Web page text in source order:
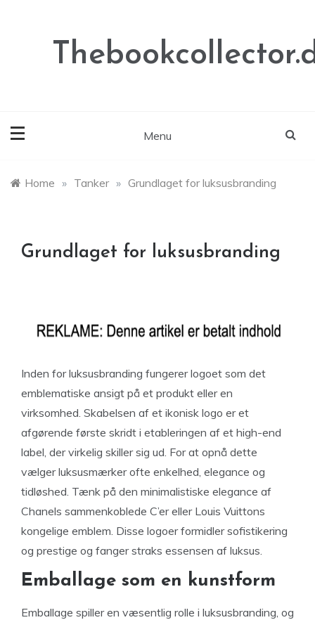
Menu
Home » Tanker » Grundlaget for luksusbranding
Grundlaget for luksusbranding
Inden for luksusbranding fungerer logoet som det
emblematiske ansigt på et produkt eller en
virksomhed. Skabelsen af ​​et ikonisk logo er et
afgørende første skridt i etableringen af ​​et high-end
label, der virkelig skiller sig ud. For at opnå dette
vælger luksusmærker ofte enkelhed, elegance og
tidløshed. Tænk på den minimalistiske elegance af
Chanels sammenkoblede C’er eller Louis Vuittons
kongelige emblem. Disse logoer formidler sofistikering
og prestige og fanger straks essensen af ​​luksus.
Emballage som en kunstform
Emballage spiller en væsentlig rolle i luksusbranding, og